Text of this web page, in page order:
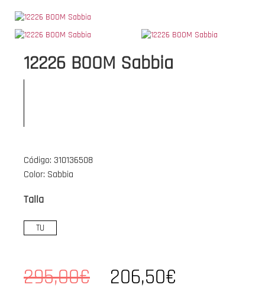
12226 BOOM Sabbia
Código: 310136508
Color: Sabbia
Talla
TU
295,00€ 206,50€